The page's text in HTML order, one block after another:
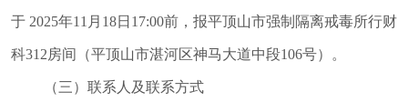
于 2025年1 1 月18日17:00前，报平顶山市强制隔离戒毒所行财
科312房间 （平顶山市湛河区神马大道中段106号）。
（三）联系人及联系方式